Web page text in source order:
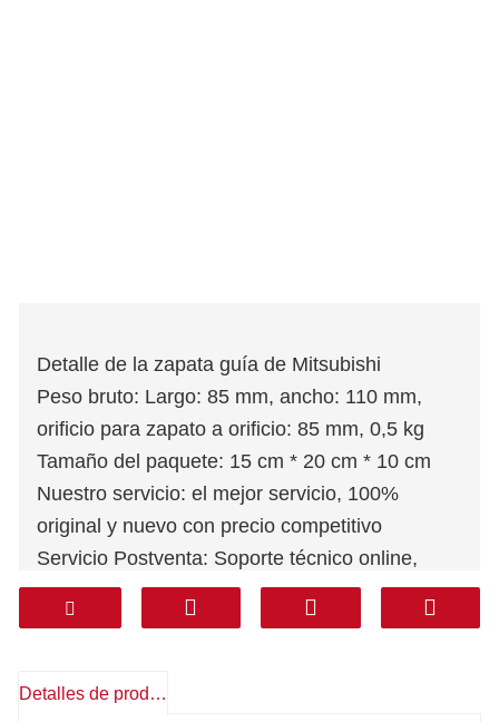
Detalle de la zapata guía de Mitsubishi
Peso bruto: Largo: 85 mm, ancho: 110 mm,
orificio para zapato a orificio: 85 mm, 0,5 kg
Tamaño del paquete: 15 cm * 20 cm * 10 cm
Nuestro servicio: el mejor servicio, 100%
original y nuevo con precio competitivo
Servicio Postventa: Soporte técnico online,
repuestos gratuitos, devoluciones, otros
Garantía: 1 año
Puerta a puerta (línea profesional, impuestos
Detalles de producto